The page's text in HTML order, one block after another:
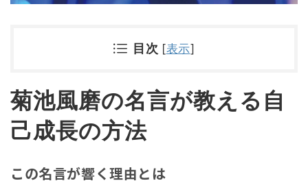
目次 [表示]
菊池風磨の名言が教える自
己成長の方法
この名言が響く理由とは